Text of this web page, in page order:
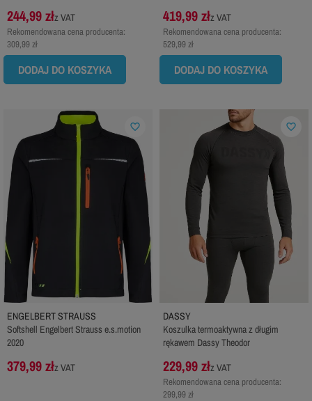
244,99 złz VAT
Rekomendowana cena producenta:
309,99 zł
DODAJ DO KOSZYKA
419,99 złz VAT
Rekomendowana cena producenta:
529,99 zł
DODAJ DO KOSZYKA
ENGELBERT STRAUSS
Softshell Engelbert Strauss e.s.motion
2020
379,99 złz VAT
favorite_border
DASSY
Koszulka termoaktywna z długim
rękawem Dassy Theodor
229,99 złz VAT
Rekomendowana cena producenta:
299,99 zł
favorite_border